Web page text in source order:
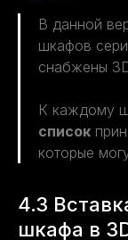
В данной
шкафов
снабжены
К каждому
список
которые
4.3
шкафа в